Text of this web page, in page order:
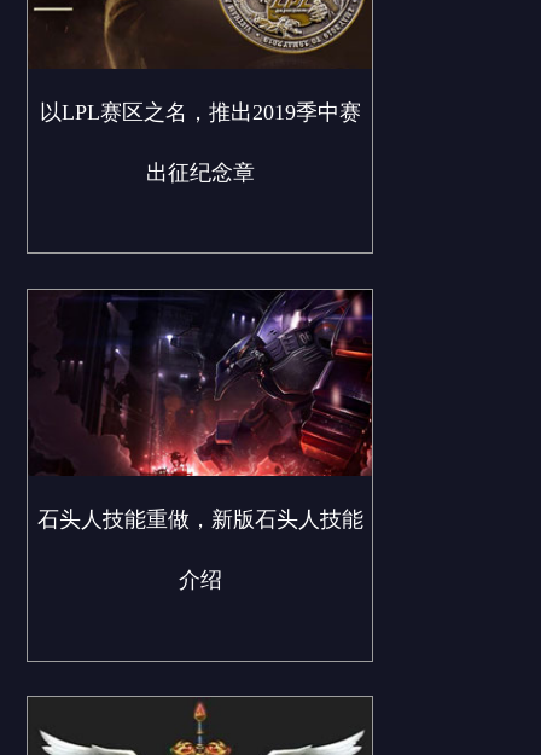
以LPL赛区之名，推出2019季中赛
出征纪念章
石头人技能重做，新版石头人技能
介绍